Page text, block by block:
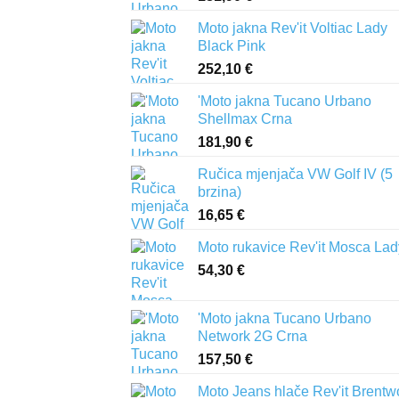
Moto jakna Rev'it Voltiac Lady
Black Pink
252,10 €
'Moto jakna Tucano Urbano
Shellmax Crna
181,90 €
Ručica mjenjača VW Golf IV (5
brzina)
16,65 €
Moto rukavice Rev'it Mosca
54,30 €
'Moto jakna Tucano Urbano
Network 2G Crna
157,50 €
Moto Jeans hlače Rev'it